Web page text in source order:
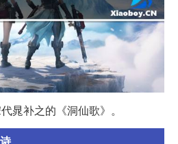
晁补之的《洞仙歌》。